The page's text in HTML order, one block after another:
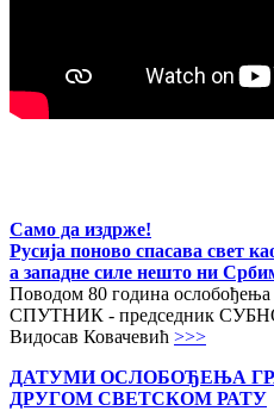
Само да издрже!
Русија поново спасава свет
а западне силе нешто ни
Поводом 80 година ослобођења
СПУТНИК - председник
Видосав Ковачевић >>>
ДАТУМИ ОСЛОБОЂЕЊА
ДРУГОМ СВЕТСКОМ РАТУ